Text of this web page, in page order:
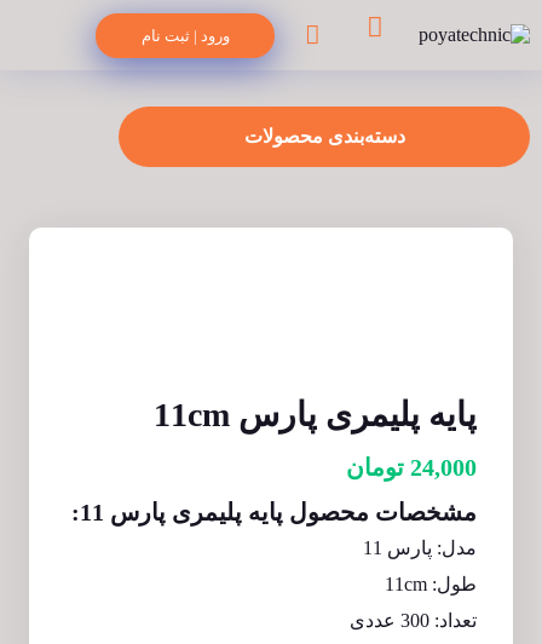
ورود | ثبت نام
دسته‌بندی محصولات
پایه پلیمری پارس 11cm
24,000 تومان
مشخصات محصول پایه پلیمری پارس 11:
مدل: پارس 11
طول: 11cm
تعداد: 300 عددی